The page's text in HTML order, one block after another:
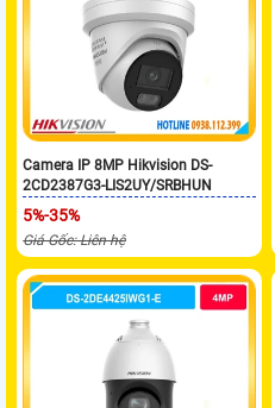
Camera IP 8MP Hikvision DS-
2CD2387G3-LIS2UY/SRBHUN
5%-35%
Giá Gốc: Liên hệ